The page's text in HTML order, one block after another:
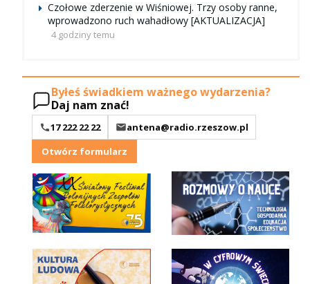
Czołowe zderzenie w Wiśniowej. Trzy osoby ranne,
wprowadzono ruch wahadłowy [AKTUALIZACJA]
4 godziny temu
Byłeś świadkiem ważnego wydarzenia?
Daj nam znać!
17 222 22 22
antena@radio.rzeszow.pl
Otwórz formularz